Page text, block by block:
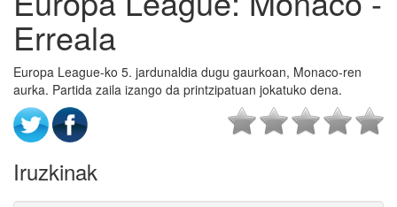
Erreala
Europa League-ko 5. jardunaldia dugu gaurkoan, Monaco-ren
aurka. Partida zaila izango da printzipatuan jokatuko dena.
Iruzkinak